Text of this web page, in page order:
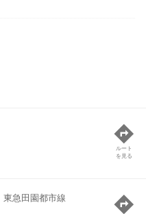
ルート
を見る
東急田園都市線